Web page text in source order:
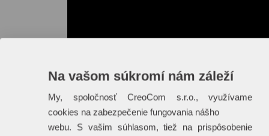
Na vašom súkromí nám záleží
My, spoločnosť CreoCom s.r.o., využívame
cookies na zabezpečenie fungovania nášho
webu. S vašim súhlasom, tiež na prispôsobenie